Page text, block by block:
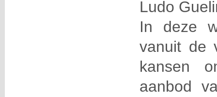
Ludo
In deze
vanuit de
kansen
aanbod